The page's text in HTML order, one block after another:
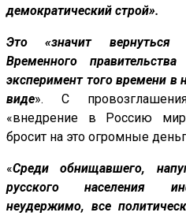
демократический строй».
Это «значит вернуться
Временного
эксперимент того времени
виде». С
«внедрение в Россию
бросит на это огромные
«Среди обнищавшего,
русского населения
неудержимо, все